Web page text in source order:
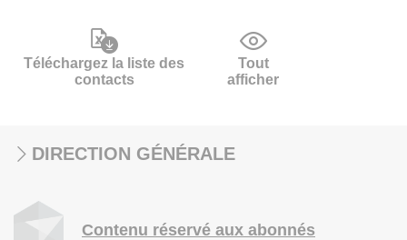
Téléchargez la liste des
contacts
Tout
afficher
DIRECTION GÉNÉRALE
Contenu réservé aux abonnés